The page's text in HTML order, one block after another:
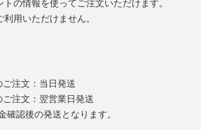
の情報を使ってご注文いただけます。
用いただけません。
注文：当日発送
注文：翌営業日発送
認後の発送となります。